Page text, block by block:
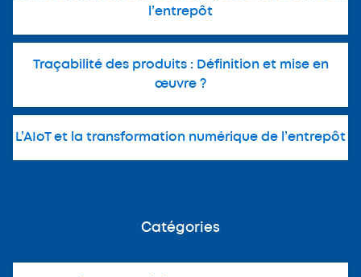
l’entrepôt
Traçabilité des produits : Définition et mise en
œuvre ?
L’AIoT et la transformation numérique de l’entrepôt
Catégories